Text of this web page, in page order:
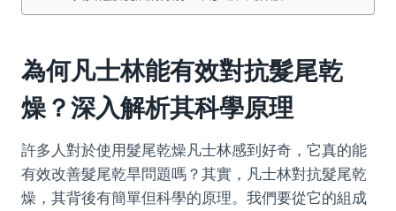
為何凡士林能有效對抗髮尾乾
燥？深入解析其科學原理
許多人對於使用髮尾乾燥凡士林感到好奇，它真的能
有效改善髮尾乾旱問題嗎？其實，凡士林對抗髮尾乾
燥，其背後有簡單但科學的原理。我們要從它的組成